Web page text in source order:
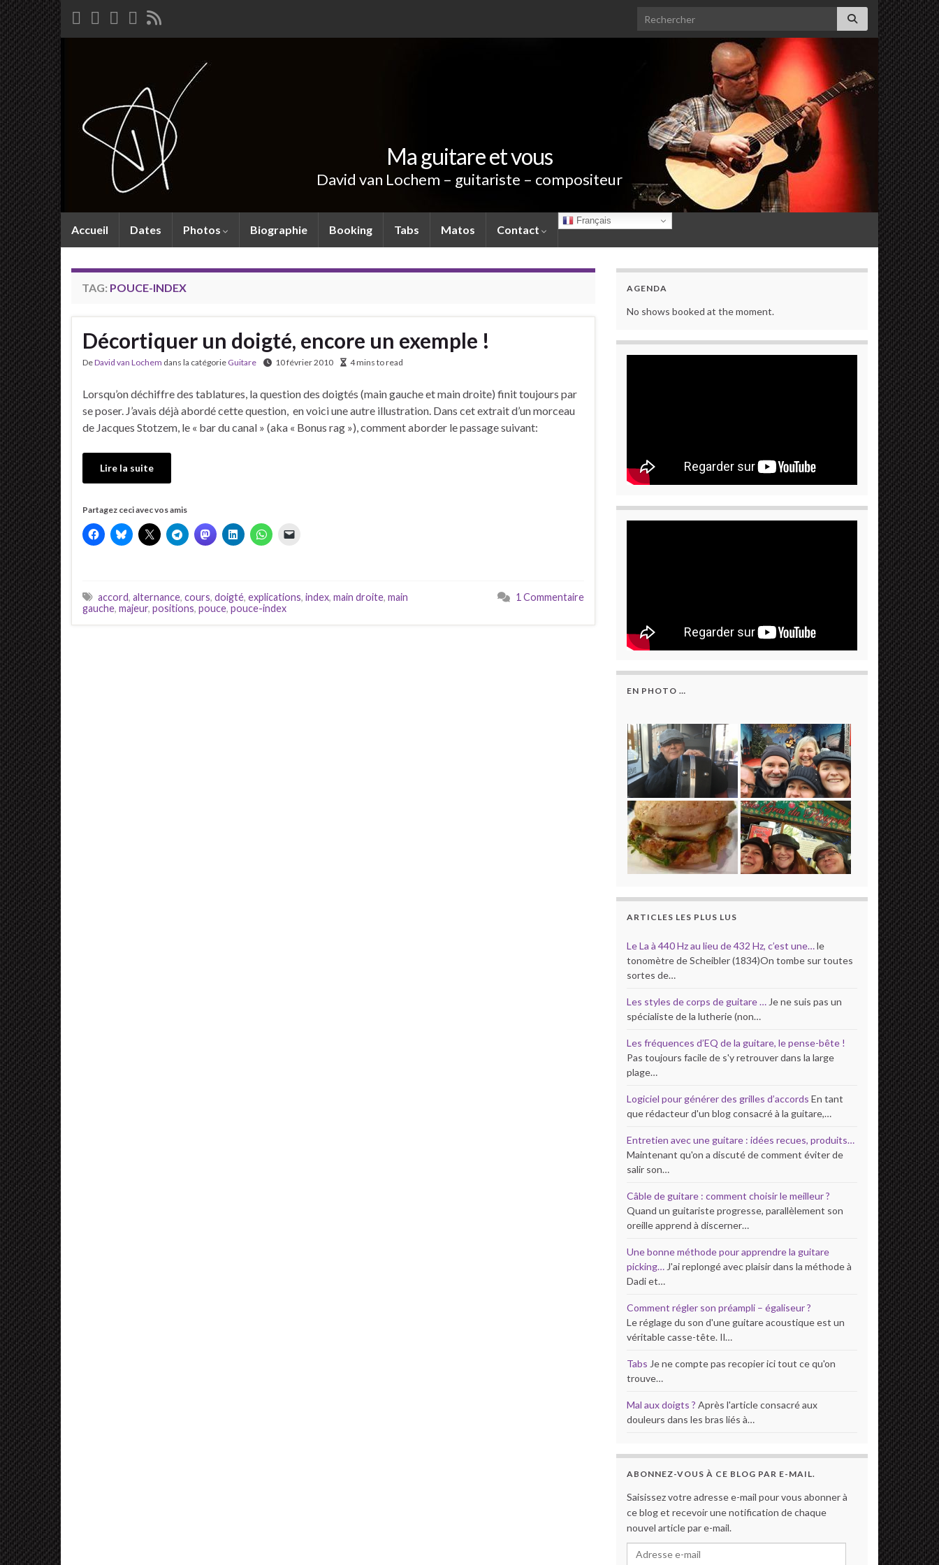
Search for:
Ma guitare et vous
David van Lochem – guitariste – compositeur
Accueil Dates Photos Biographie Booking Tabs Matos Contact
Français
TAG: POUCE-INDEX
Décortiquer un doigté, encore un exemple !
DeDavid van Lochem dans la catégorie Guitare 10 février 2010 4 mins to read
Lorsqu’on déchiffre des tablatures, la question des doigtés (main gauche et main droite) finit toujours par
se poser. J’avais déjà abordé cette question, en voici une autre illustration. Dans cet extrait d’un morceau
de Jacques Stotzem, le « bar du canal » (aka « Bonus rag »), comment aborder le passage suivant:
Lire la suite
Partagez ceci avec vos amis
accord, alternance, cours, doigté, explications, index, main droite, main
gauche, majeur, positions, pouce, pouce-index
1 Commentaire
AGENDA
No shows booked at the moment.
EN PHOTO …
ARTICLES LES PLUS LUS
Le La à 440 Hz au lieu de 432 Hz, c’est une…le
tonomètre de Scheibler (1834)On tombe sur toutes
sortes de…
Les styles de corps de guitare … Je ne suis pas un
spécialiste de la lutherie (non…
Les fréquences d’EQ de la guitare, le pense-bête !
Pas toujours facile de s'y retrouver dans la large
plage…
Logiciel pour générer des grilles d’accords En tant
que rédacteur d'un blog consacré à la guitare,…
Entretien avec une guitare : idées recues, produits…
Maintenant qu'on a discuté de comment éviter de
salir son…
Câble de guitare : comment choisir le meilleur ?
Quand un guitariste progresse, parallèlement son
oreille apprend à discerner…
Une bonne méthode pour apprendre la guitare
picking… J'ai replongé avec plaisir dans la méthode à
Dadi et…
Comment régler son préampli – égaliseur ?
Le réglage du son d'une guitare acoustique est un
véritable casse-tête. Il…
Tabs Je ne compte pas recopier ici tout ce qu'on
trouve…
Mal aux doigts ? Après l'article consacré aux
douleurs dans les bras liés à…
ABONNEZ-VOUS À CE BLOG PAR E-MAIL.
Saisissez votre adresse e-mail pour vous abonner à
ce blog et recevoir une notification de chaque
nouvel article par e-mail.
Adresse e-mail